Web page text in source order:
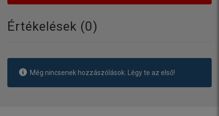
Értékelések (0)
Még nincsenek hozzászólások. Légy te az első!